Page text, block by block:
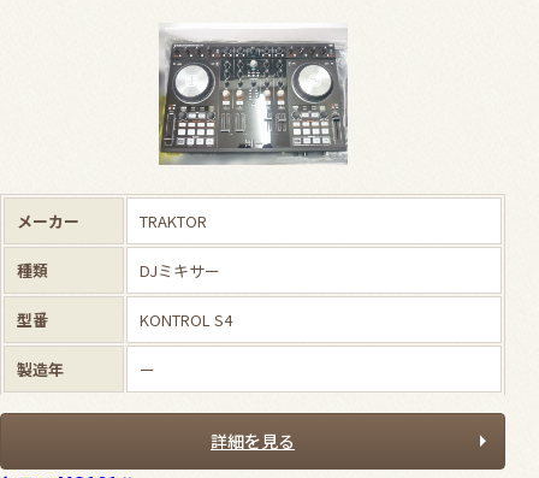
メーカー TRAKTOR
種類 DJミキサー
型番 KONTROL S4
製造年 ー
詳細を見る